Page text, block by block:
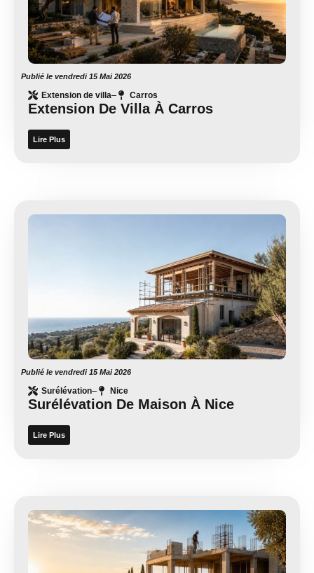
Publié le vendredi 15 Mai 2026
Extension de villa Carros
Extension De Villa À Carros
Lire Plus
Publié le vendredi 15 Mai 2026
Surélévation Nice
Surélévation De Maison À Nice
Lire Plus